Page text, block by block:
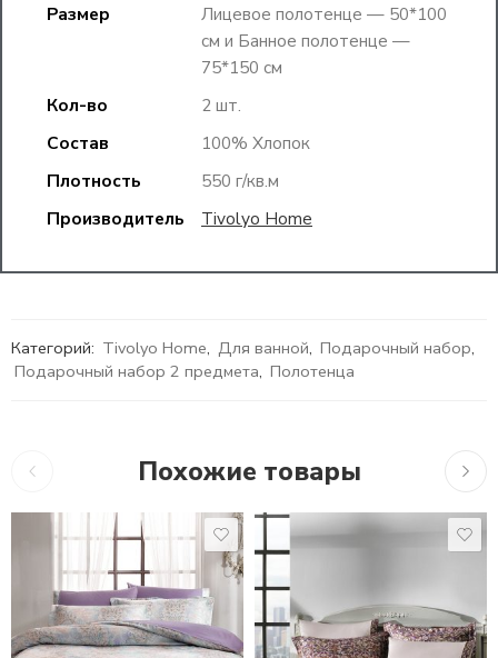
Размер
Лицевое полотенце — 50*100
см и Банное полотенце —
75*150 см
Кол-во
2 шт.
Состав
100% Хлопок
Плотность
550 г/кв.м
Производитель
Tivolyo Home
Категорий: Tivolyo Home, Для ванной, Подарочный набор,
Подарочный набор 2 предмета, Полотенца
Похожие товары